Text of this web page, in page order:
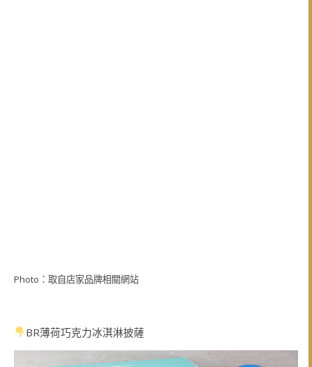
Photo：取自店家品牌相關網站
BR薄荷巧克力冰淇淋披薩